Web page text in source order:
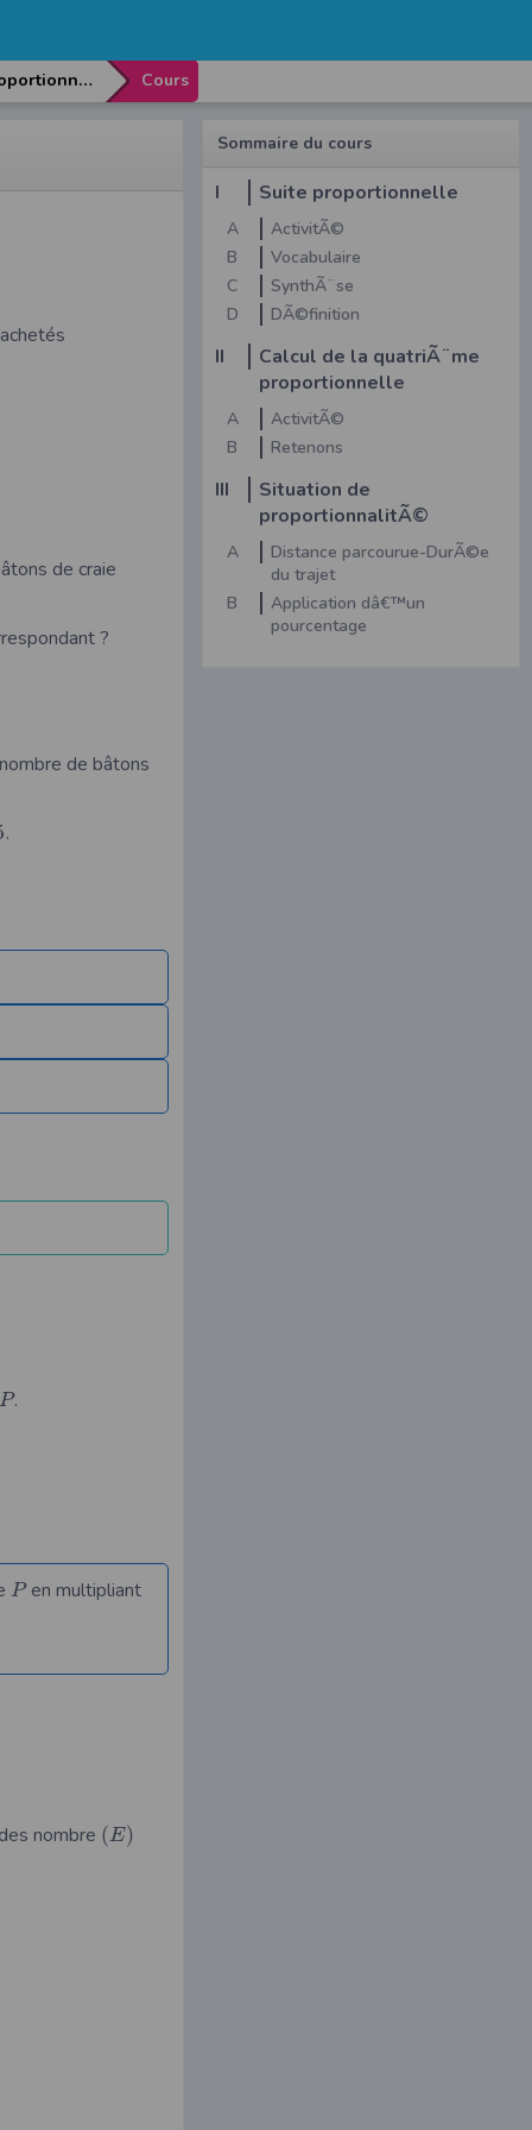
Chapitre 5: ProportionnalitÃ©s Cours
de craie
?
de bâtons
.
P.
Pen multipliant
des nombre (E)
Sommaire du cours
I Suite proportionnelle
A
ActivitÃ©
B
Vocabulaire
C
SynthÃ¨se
D
DÃ©finition
II
Calcul de la quatriÃ¨me
proportionnelle
A
ActivitÃ©
B
Retenons
III
Situation de
proportionnalitÃ©
A
Distance parcourue-DurÃ©e
du trajet
B
Application dâ€™un
pourcentage